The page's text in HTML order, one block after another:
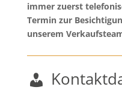
immer zuerst
Termin zur
unserem